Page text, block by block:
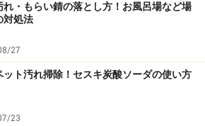
状でも、水溶液でも、あまり臭い
サラサラしていて、扱いやすく、
も揮発したり変色するなどの変質も
れ・もらい錆の落とし方！お風呂場など場
対処法
27
ット汚れ掃除！セスキ炭酸ソーダの使い方
23